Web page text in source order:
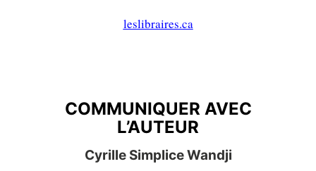
leslibraires.ca
COMMUNIQUER AVEC
L’AUTEUR
Cyrille Simplice Wandji